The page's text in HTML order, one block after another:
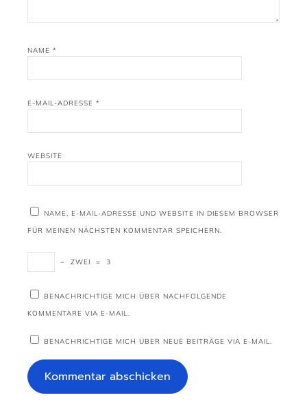
NAME *
E-MAIL-ADRESSE *
WEBSITE
NAME, E-MAIL-ADRESSE UND WEBSITE IN DIESEM BROWSER
FÜR MEINEN NÄCHSTEN KOMMENTAR SPEICHERN.
− ZWEI = 3
BENACHRICHTIGE MICH ÜBER NACHFOLGENDE
KOMMENTARE VIA E-MAIL.
BENACHRICHTIGE MICH ÜBER NEUE BEITRÄGE VIA E-MAIL.